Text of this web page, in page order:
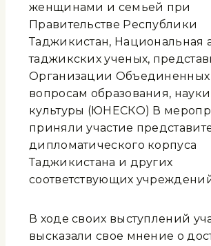
женщинами и семьей при
Правительстве Республики
Таджикистан, Национальная
таджикских ученых,
Организации
вопросам образования,
культуры (ЮНЕСКО) В
приняли участие
дипломатического корпуса
Таджикистана и других
соответствующих
В ходе своих выступлений
высказали свое мнение о